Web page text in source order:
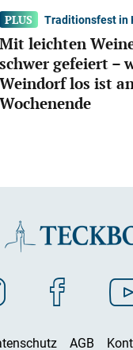
Traditionsfest in
Mit leichten
schwer gefeiert –
Weindorf los ist
Wochenende
AGB